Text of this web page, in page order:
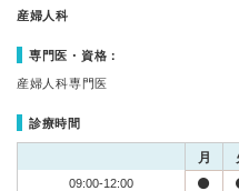
産婦人科
専門医・資格：
産婦人科専門医
診療時間
月
09:00-12:00